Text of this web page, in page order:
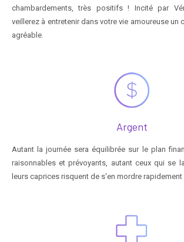
chambardements, très positifs ! Incité par
veillerez à entretenir dans votre vie amoureuse un
agréable.
Argent
Autant la journée sera équilibrée sur le plan
raisonnables et prévoyants, autant ceux qui se
leurs caprices risquent de s'en mordre